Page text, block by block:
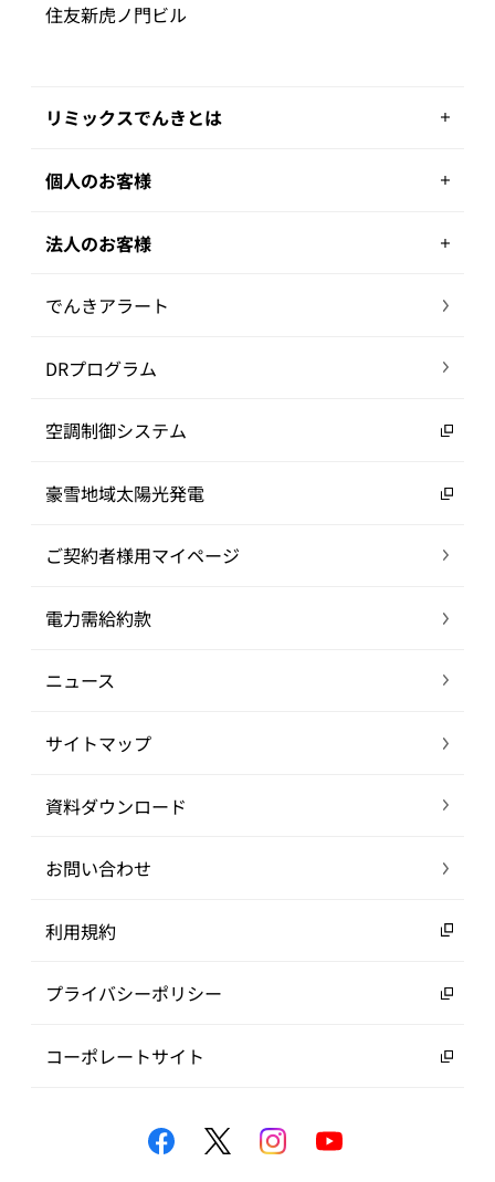
住友新虎ノ門ビル
リミックスでんきとは
個人のお客様
法人のお客様
でんきアラート
DRプログラム
空調制御システム
豪雪地域太陽光発電
ご契約者様用マイページ
電力需給約款
ニュース
サイトマップ
資料ダウンロード
お問い合わせ
利用規約
プライバシーポリシー
コーポレートサイト